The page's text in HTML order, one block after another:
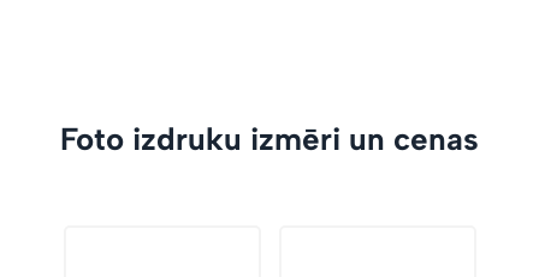
Foto izdruku izmēri un cenas